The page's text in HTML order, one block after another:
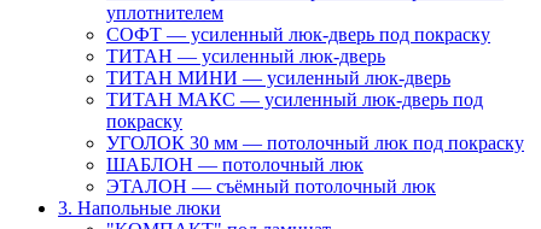
уплотнителем
СОФТ — усиленный люк-дверь под покраску
ТИТАН — усиленный люк-дверь
ТИТАН МИНИ — усиленный люк-дверь
ТИТАН МАКС — усиленный люк-дверь под
покраску
УГОЛОК 30 мм — потолочный люк под покраску
ШАБЛОН — потолочный люк
ЭТАЛОН — съёмный потолочный люк
3. Напольные люки